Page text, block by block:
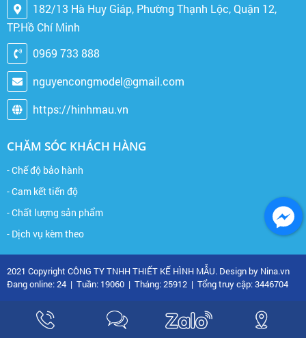
182/13 Hà Huy Giáp, Phường Thạnh Lộc, Quận 12,
TP.Hồ Chí Minh
0969 733 888
nguyencongmodel@gmail.com
https://hinhmau.vn
CHĂM SÓC KHÁCH HÀNG
- Chế độ bảo hành
- Cam kết tiến độ
- Chất lượng sản phẩm
- Dịch vụ kèm theo
2021 Copyright CÔNG TY TNHH THIẾT KẾ HÌNH MẪU. Design by Nina.vn
Đang online: 24 | Tuần: 19060 | Tháng: 25912 | Tổng truy cập: 3446704